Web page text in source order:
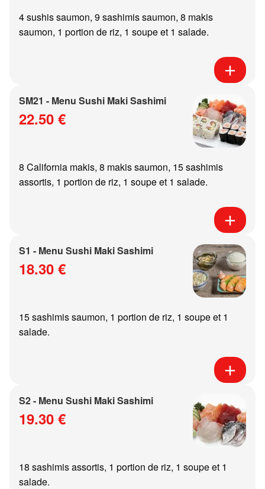
4 sushis saumon, 9 sashimis saumon, 8 makis
saumon, 1 portion de riz, 1 soupe et 1 salade.
SM21 - Menu Sushi Maki Sashimi
22.50 €
8 California makis, 8 makis saumon, 15 sashimis
assortis, 1 portion de riz, 1 soupe et 1 salade.
S1 - Menu Sushi Maki Sashimi
18.30 €
15 sashimis saumon, 1 portion de riz, 1 soupe et 1
salade.
S2 - Menu Sushi Maki Sashimi
19.30 €
18 sashimis assortis, 1 portion de riz, 1 soupe et 1
salade.